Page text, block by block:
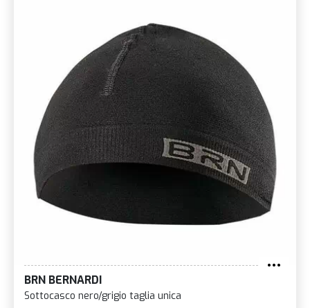
BRN BERNARDI
Sottocasco nero/grigio taglia unica